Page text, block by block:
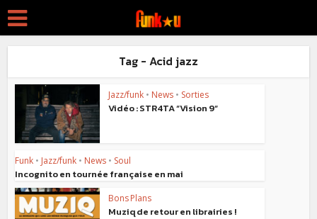
Tag - Acid jazz
Jazz/funk • News • Sorties
Vidéo : STR4TA “Vision 9“
Funk • Jazz/funk • News • Soul
Incognito en tournée française en mai
Bons Plans
Muziq de retour en librairies !